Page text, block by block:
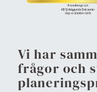
Vi har
frågor och